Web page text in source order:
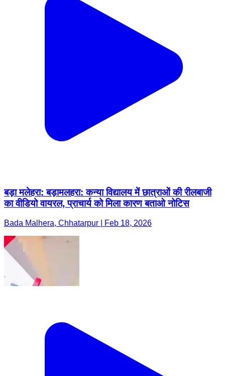
बड़ा मलेहरा: बड़ामलहरा: कन्या विद्यालय में छात्राओं की रीलबाजी
का वीडियो वायरल, प्राचार्य को मिला कारण बताओ नोटिस
Bada Malhera, Chhatarpur | Feb 18, 2026